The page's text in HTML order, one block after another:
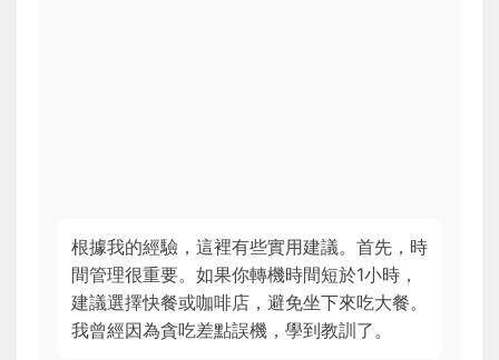
根據我的經驗，這裡有些實用建議。首先，時
間管理很重要。如果你轉機時間短於1小時，
建議選擇快餐或咖啡店，避免坐下來吃大餐。
我曾經因為貪吃差點誤機，學到教訓了。